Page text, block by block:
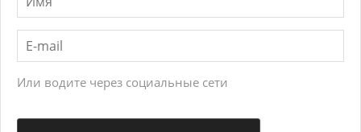
Или водите через социальные сети